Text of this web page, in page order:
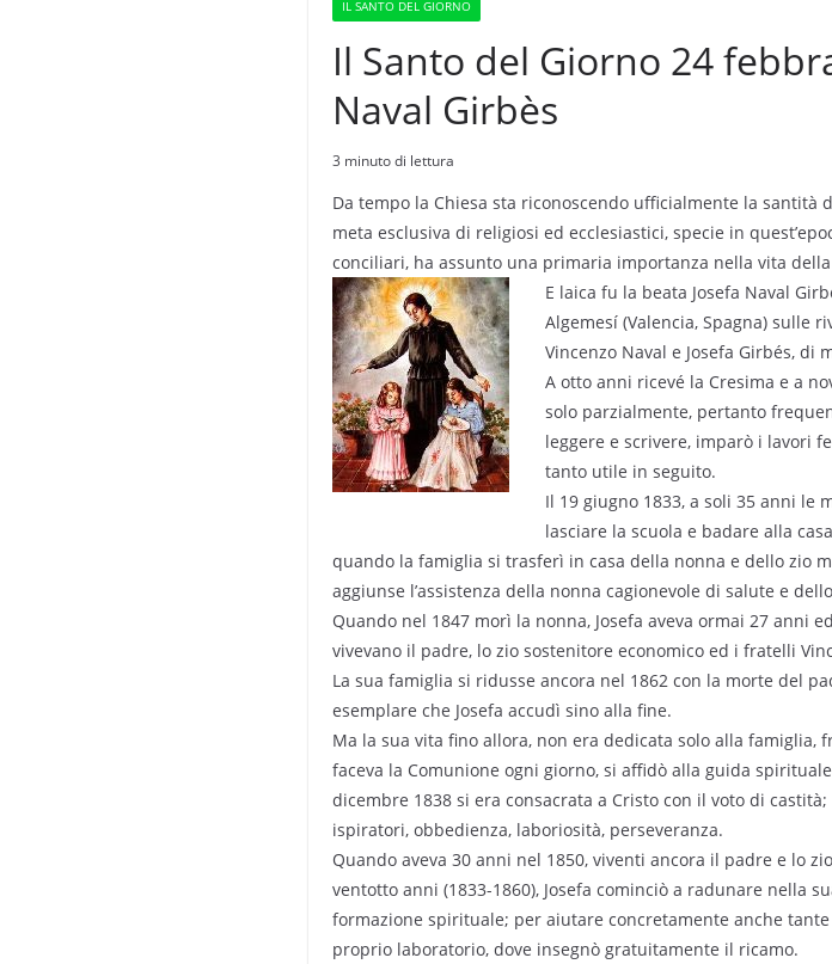
IL SANTO DEL GIORNO
Il Santo del Giorno 24
Naval Girbès
3 minuto di lettura
Da tempo la Chiesa sta riconoscendo ufficialmente la santità
meta esclusiva di religiosi ed ecclesiastici, specie in
conciliari, ha assunto una primaria importanza nella vita
E laica fu la beata Josefa Naval
Algemesí (Valencia, Spagna) sulle
Vincenzo Naval e Josefa Girbés, di
A otto anni ricevé la Cresima e a
solo parzialmente, pertanto
leggere e scrivere, imparò i lavori
tanto utile in seguito.
Il 19 giugno 1833, a soli 35 anni le
lasciare la scuola e badare alla
quando la famiglia si trasferì in casa della nonna e dello zio
aggiunse l’assistenza della nonna cagionevole di salute e
Quando nel 1847 morì la nonna, Josefa aveva ormai 27 anni
vivevano il padre, lo zio sostenitore economico ed i fratelli
La sua famiglia si ridusse ancora nel 1862 con la morte del
esemplare che Josefa accudì sino alla fine.
Ma la sua vita fino allora, non era dedicata solo alla famiglia,
faceva la Comunione ogni giorno, si affidò alla guida
dicembre 1838 si era consacrata a Cristo con il voto di
ispiratori, obbedienza, laboriosità, perseveranza.
Quando aveva 30 anni nel 1850, viventi ancora il padre e lo
ventotto anni (1833-1860), Josefa cominciò a radunare nella
formazione spirituale; per aiutare concretamente anche
proprio laboratorio, dove insegnò gratuitamente il ricamo.